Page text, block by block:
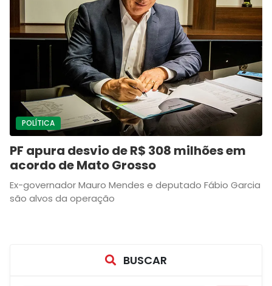
POLÍTICA
PF apura desvio de R$ 308 milhões em
acordo de Mato Grosso
Ex-governador Mauro Mendes e deputado Fábio Garcia
são alvos da operação
BUSCAR